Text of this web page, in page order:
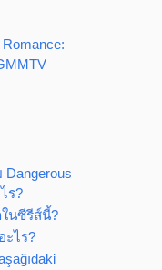
Dangerous
ร?
นซีรีส์นี้?
ะไร?